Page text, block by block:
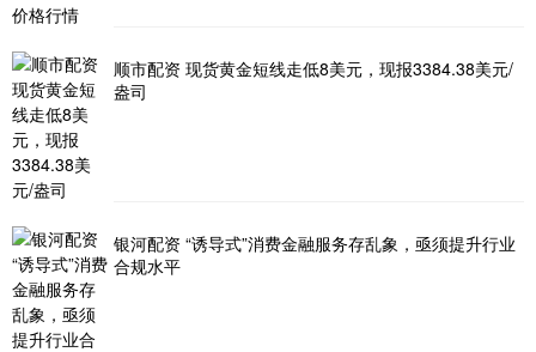
顺市配资 现货黄金短线走低8美元，现报3384.38美元/
盎司
银河配资 “诱导式”消费金融服务存乱象，亟须提升行业
合规水平